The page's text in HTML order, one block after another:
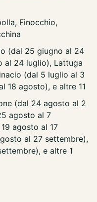
Finocchio,
(dal 25 giugno al 24
al 24 luglio), Lattuga
(dal 5 luglio al 3
18 agosto), e altre 11
(dal 24 agosto al 2
agosto al 7
agosto al 17
al 27 settembre),
e altre 1